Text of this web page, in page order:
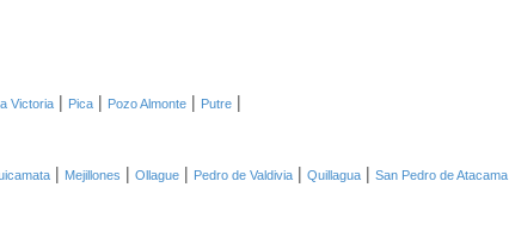
Victoria | Pica | Pozo Almonte | Putre |
| Mejillones | Ollague | Pedro de Valdivia | Quillagua | San Pedro de Atacama